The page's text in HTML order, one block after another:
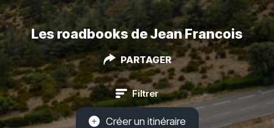
Les roadbooks de Jean Francois
PARTAGER
Filtrer
Créer un itinéraire